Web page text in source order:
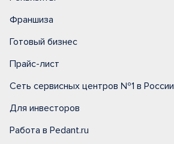
Франшиза
Готовый бизнес
Прайс-лист
Сеть сервисных центров №1 в России
Для инвесторов
Работа в Pedant.ru